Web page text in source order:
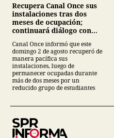
Recupera Canal Once sus
instalaciones tras dos
meses de ocupación;
continuará diálogo con
Canal Once informó que este
domingo 2 de agosto recuperó de
manera pacífica sus
instalaciones, luego de
permanecer ocupadas durante
más de dos meses por un
reducido grupo de estudiantes